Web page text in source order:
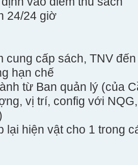
24/24 giờ
cung cấp sách, TNV
hạn chế
từ Ban quản lý (của
vị trí, config với
lại hiện vật cho 1 trong